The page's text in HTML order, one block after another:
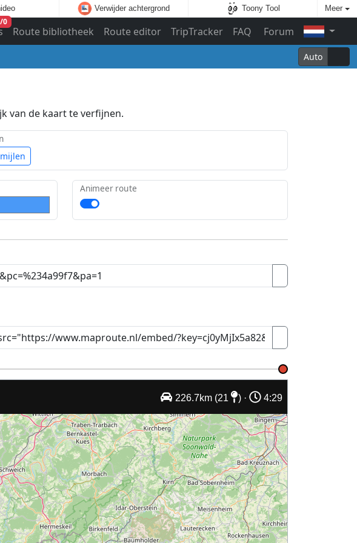
Verwijder achtergrond Toony Tool Meer
/0
Route bibliotheek Route editor TripTracker FAQ
Forum
Auto
van de kaart te verfijnen.
mijlen
Animeer route